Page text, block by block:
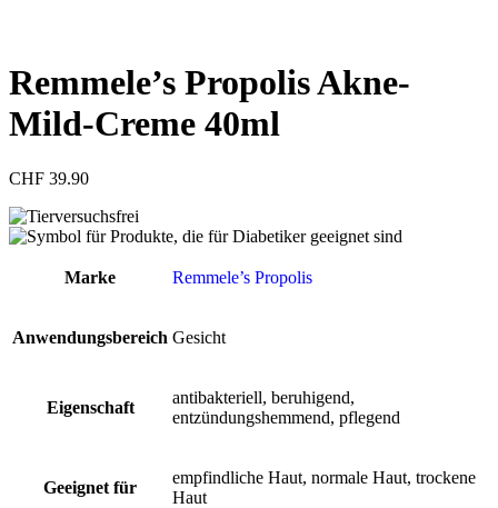
Remmele’s Propolis Akne-
Mild-Creme 40ml
CHF 39.90
Marke Remmele’s Propolis
Anwendungsbereich Gesicht
Eigenschaft
antibakteriell, beruhigend,
entzündungshemmend, pflegend
Geeignet für
empfindliche Haut, normale Haut, trockene
Haut